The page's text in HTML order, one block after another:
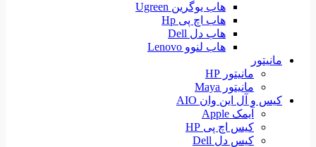
هاب یوگرین Ugreen
هاب اچ پی Hp
هاب دل Dell
هاب لنوو Lenovo
مانیتور
مانیتور HP
مانیتور Maya
کیس و آل این وان AIO
آیمک Apple
کیس اچ پی HP
کیس دل Dell